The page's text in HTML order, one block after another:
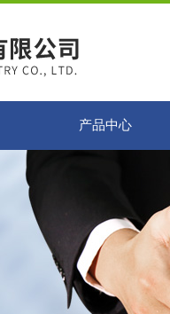
产品中心